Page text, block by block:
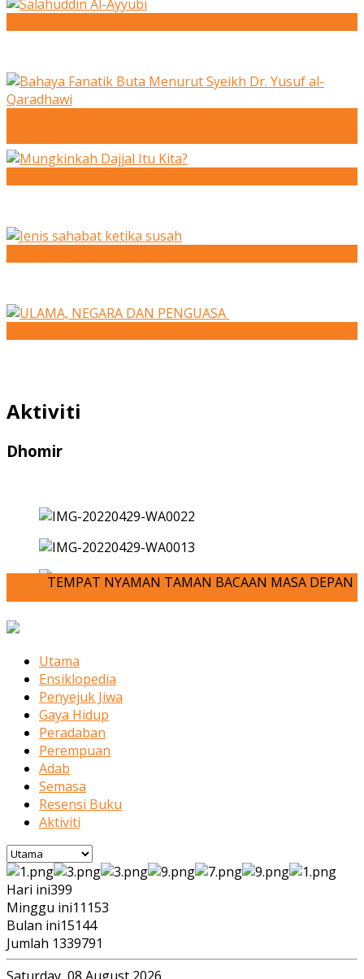
Aktiviti
Dhomir
TEMPAT NYAMAN TAMAN BACAAN MASA
Utama
Ensiklopedia
Penyejuk Jiwa
Gaya Hidup
Peradaban
Perempuan
Adab
Semasa
Resensi Buku
Aktiviti
Hari ini399
Minggu ini11153
Bulan ini15144
Jumlah 1339791